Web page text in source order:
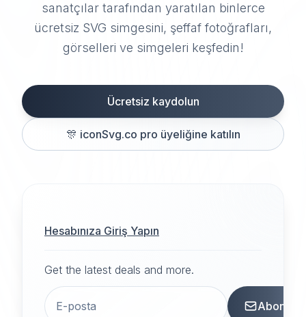
sanatçılar tarafından yaratılan binlerce
ücretsiz SVG simgesini, şeffaf fotoğrafları,
görselleri ve simgeleri keşfedin!
Ücretsiz kaydolun
🎊 iconSvg.co pro üyeliğine katılın
Hesabınıza Giriş Yapın
Get the latest deals and more.
Abone